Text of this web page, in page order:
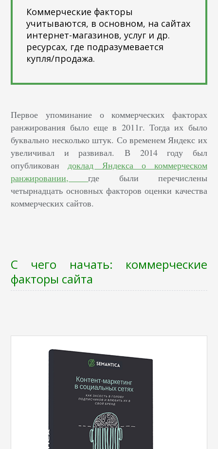
Коммерческие факторы
учитываются, в основном, на сайтах
интернет-магазинов, услуг и др.
ресурсах, где подразумевается
купля/продажа.
Первое упоминание о коммерческих факторах
ранжирования было еще в 2011г. Тогда их было
буквально несколько штук. Со временем Яндекс их
увеличивал и развивал. В 2014 году был
опубликовандоклад Яндекса о коммерческом
ранжировании,
где были перечислены
четырнадцать основных факторов оценки качества
коммерческих сайтов.
С чего начать: коммерческие
факторы сайта